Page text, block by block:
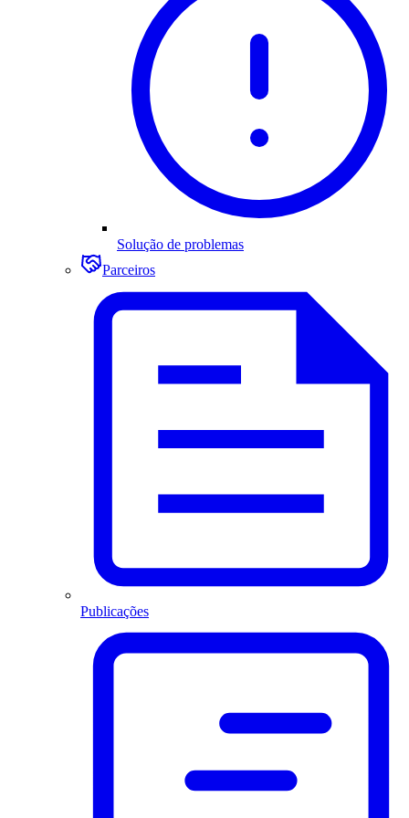
Solução de problemas
Parceiros
Publicações